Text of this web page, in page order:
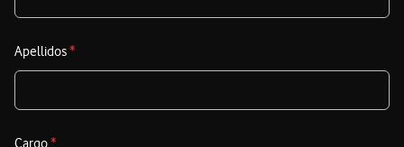
Apellidos*
Cargo*